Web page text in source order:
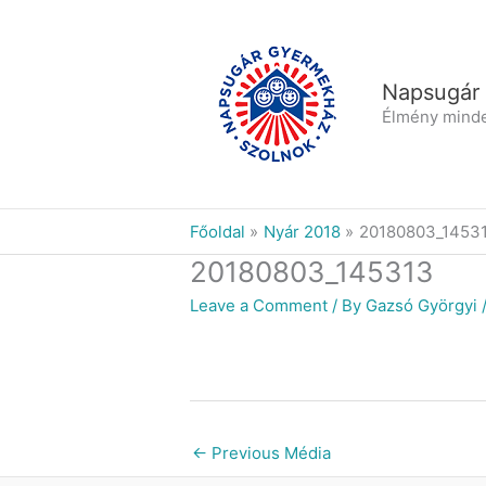
Élmény
Főoldal Nyár 2018
20180803_145313
Leave a Comment / By Gazsó Györgyi /
← Previous Média